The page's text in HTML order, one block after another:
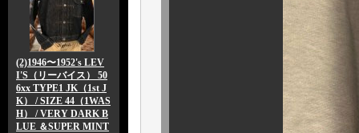
(2)1946〜1952's LEV
I'S（リーバイス） 50
6xx TYPE1 JK（1st J
K） / SIZE 44（1WAS
H） / VERY DARK B
LUE ＆SUPER MINT